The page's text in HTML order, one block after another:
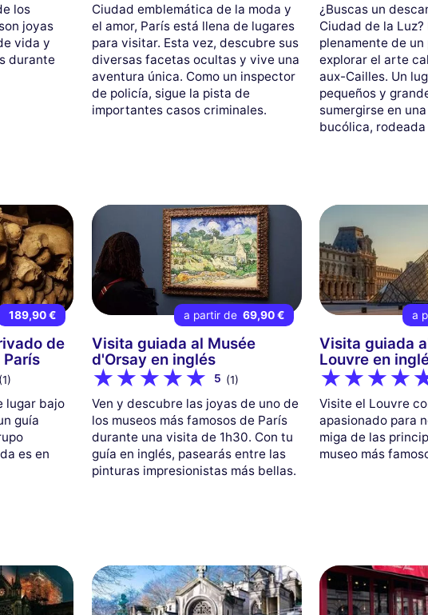
los
joyas
vida y
durante
Ciudad emblemática de la moda y
el amor, París está llena de lugares
para visitar. Esta vez, descubre sus
diversas facetas ocultas y vive una
aventura única. Como un inspector
de policía, sigue la pista de
importantes casos criminales.
¿Buscas un
Ciudad de la
plenamente de un
explorar el arte
aux-Cailles. Un
pequeños y
sumergirse en
bucólica,
189,90 €
de
(1)
lugar bajo
guía
es en
a partir de 69,90 €
Visita guiada al Musée
d'Orsay en inglés
5 (1)
Ven y descubre las joyas de uno de
los museos más famosos de París
durante una visita de 1h30. Con tu
guía en inglés, pasearás entre las
pinturas impresionistas más bellas.
a
Visita guiada
Louvre en
Visite el Louvre
apasionado para
miga de las
museo más